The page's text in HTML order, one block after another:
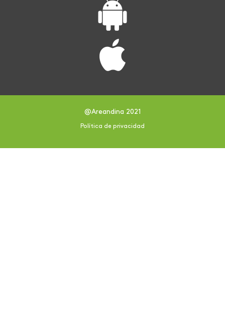
@Areandina 2021
Política de privacidad